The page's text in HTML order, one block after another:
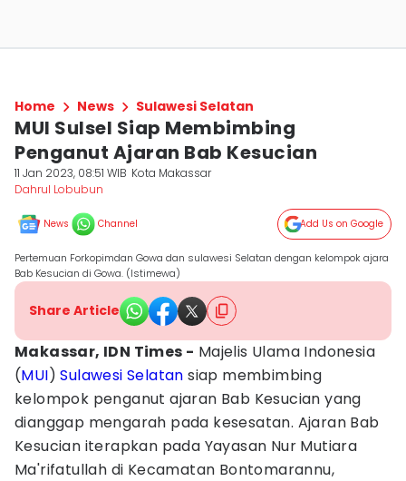
Home News Sulawesi Selatan
MUI Sulsel Siap Membimbing
Penganut Ajaran Bab Kesucian
11 Jan 2023, 08:51 WIB Kota Makassar
Dahrul Lobubun
News Channel Add Us on Google
Pertemuan Forkopimdan Gowa dan sulawesi Selatan dengan kelompok ajara
Bab Kesucian di Gowa. (Istimewa)
Share Article
Makassar, IDN Times - Majelis Ulama Indonesia
(MUI)Sulawesi Selatan siap membimbing
kelompok penganut ajaran Bab Kesucian yang
dianggap mengarah pada kesesatan. Ajaran Bab
Kesucian iterapkan pada Yayasan Nur Mutiara
Ma'rifatullah di Kecamatan Bontomarannu,